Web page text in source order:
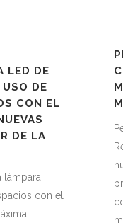
LED DE
DE
CON EL
DE LA
lámpara
con el